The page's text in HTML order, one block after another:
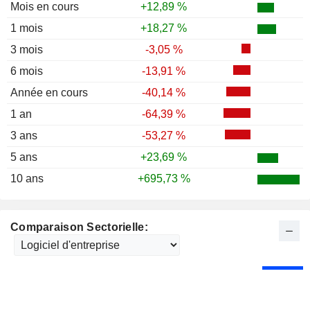
Mois en cours
+12,89 %
1 mois
+18,27 %
3 mois
-3,05 %
6 mois
-13,91 %
Année en cours
-40,14 %
1 an
-64,39 %
3 ans
-53,27 %
5 ans
+23,69 %
10 ans
+695,73 %
Comparaison Sectorielle: